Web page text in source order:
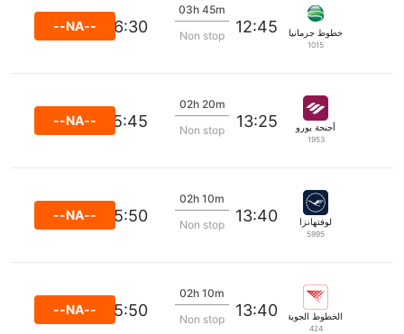
خطوط جرمانيا الجوية
1015
12:45
03h 45m
Non stop
16:30
--NA--
أجنحة يورو
1953
13:25
02h 20m
Non stop
15:45
--NA--
لوفتهانزا
5995
13:40
02h 10m
Non stop
15:50
--NA--
الخطوط الجوية الكرواتية
424
13:40
02h 10m
Non stop
15:50
--NA--